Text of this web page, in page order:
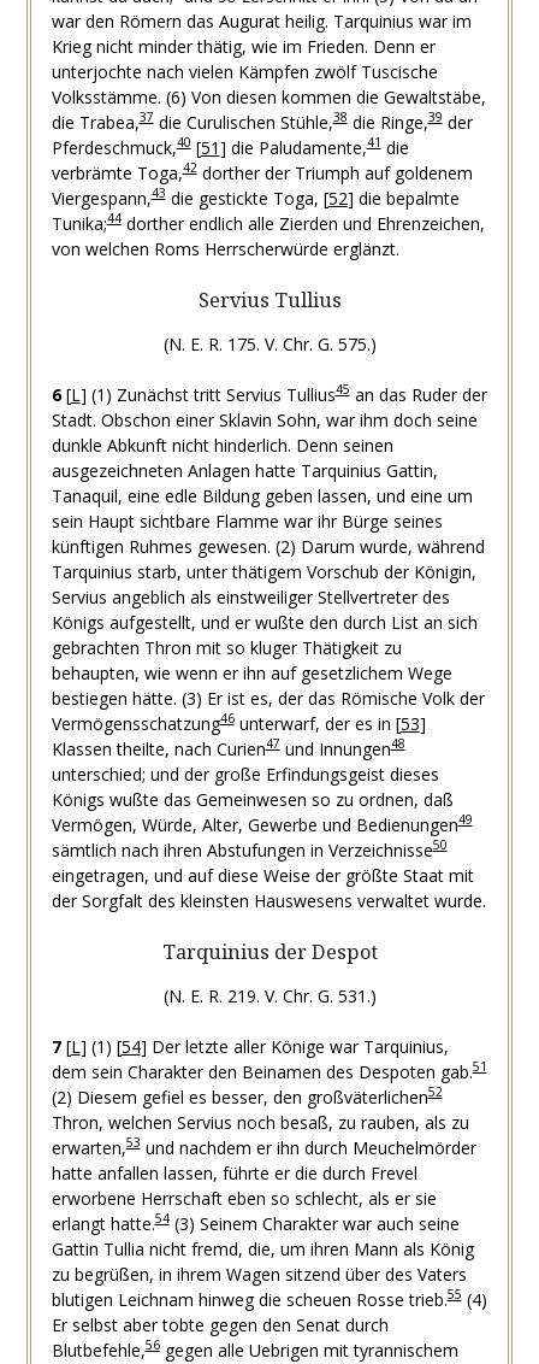
war den Römern das Augurat heilig. Tarquinius war im
Krieg nicht minder thätig, wie im Frieden. Denn er
unterjochte nach vielen Kämpfen zwölf Tuscische
Volksstämme. (6) Von diesen kommen die Gewaltstäbe,
die Trabea,37die Curulischen Stühle,38die Ringe,39der
Pferdeschmuck,40 [51] die Paludamente,41die
verbrämte Toga,42dorther der Triumph auf goldenem
Viergespann,43die gestickte Toga, [52] die bepalmte
Tunika;44dorther endlich alle Zierden und Ehrenzeichen,
von welchen Roms Herrscherwürde erglänzt.
Servius Tullius
(N. E. R. 175. V. Chr. G. 575.)
6 [L] (1) Zunächst tritt Servius Tullius45an das Ruder der
Stadt. Obschon einer Sklavin Sohn, war ihm doch seine
dunkle Abkunft nicht hinderlich. Denn seinen
ausgezeichneten Anlagen hatte Tarquinius Gattin,
Tanaquil, eine edle Bildung geben lassen, und eine um
sein Haupt sichtbare Flamme war ihr Bürge seines
künftigen Ruhmes gewesen. (2) Darum wurde, während
Tarquinius starb, unter thätigem Vorschub der Königin,
Servius angeblich als einstweiliger Stellvertreter des
Königs aufgestellt, und er wußte den durch List an sich
gebrachten Thron mit so kluger Thätigkeit zu
behaupten, wie wenn er ihn auf gesetzlichem Wege
bestiegen hätte. (3) Er ist es, der das Römische Volk der
Vermögensschatzung46unterwarf, der es in [53]
Klassen theilte, nach Curien47und Innungen48
unterschied; und der große Erfindungsgeist dieses
Königs wußte das Gemeinwesen so zu ordnen, daß
Vermögen, Würde, Alter, Gewerbe und Bedienungen49
sämtlich nach ihren Abstufungen in Verzeichnisse50
eingetragen, und auf diese Weise der größte Staat mit
der Sorgfalt des kleinsten Hauswesens verwaltet wurde.
Tarquinius der Despot
(N. E. R. 219. V. Chr. G. 531.)
7 [L] (1) [54] Der letzte aller Könige war Tarquinius,
dem sein Charakter den Beinamen des Despoten gab.51
(2) Diesem gefiel es besser, den großväterlichen52
Thron, welchen Servius noch besaß, zu rauben, als zu
erwarten,53und nachdem er ihn durch Meuchelmörder
hatte anfallen lassen, führte er die durch Frevel
erworbene Herrschaft eben so schlecht, als er sie
erlangt hatte.54 (3) Seinem Charakter war auch seine
Gattin Tullia nicht fremd, die, um ihren Mann als König
zu begrüßen, in ihrem Wagen sitzend über des Vaters
blutigen Leichnam hinweg die scheuen Rosse trieb.55 (4)
Er selbst aber tobte gegen den Senat durch
Blutbefehle,56gegen alle Uebrigen mit tyrannischem